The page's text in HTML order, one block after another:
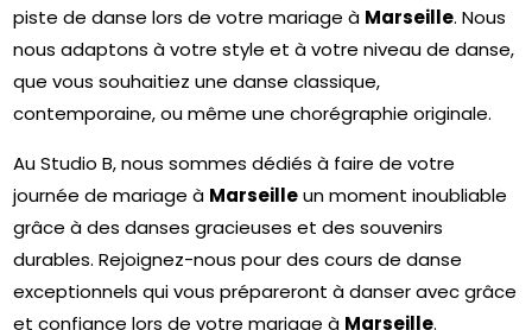
piste de danse lors de votre mariage à Marseille. Nous
nous adaptons à votre style et à votre niveau de danse,
que vous souhaitiez une danse classique,
contemporaine, ou même une chorégraphie originale.
Au Studio B, nous sommes dédiés à faire de votre
journée de mariage à Marseilleun moment inoubliable
grâce à des danses gracieuses et des souvenirs
durables. Rejoignez-nous pour des cours de danse
exceptionnels qui vous prépareront à danser avec grâce
et confiance lors de votre mariage à Marseille.